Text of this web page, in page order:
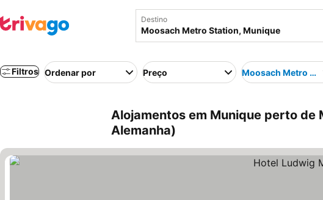
Destino
Filtros Ordenar por Preço Moosach Metro
Alojamentos em Munique perto de
Alemanha)